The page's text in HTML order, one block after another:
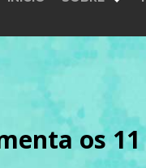
História
Equipe
os